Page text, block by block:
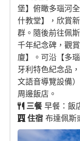
堡】俯瞰多瑙河
什教堂】，欣賞
群。隨後前往佩
千年紀念碑，觀
廈】。可沿【多
牙利特色紀念品
文語音導覽設備
周邊飯店。
三餐早餐：飯
住宿 布達佩斯